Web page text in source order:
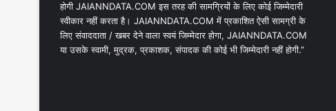
होगी JAIANNDATA.COM इस तरह की सामग्रियों के लिए कोई जिम्मेदारी
स्वीकार नहीं करता है। JAIANNDATA.COM में प्रकाशित ऐसी सामग्री के
लिए संवाददाता / खबर देने वाला स्वयं जिम्मेदार होगा, JAIANNDATA.COM
या उसके स्वामी, मुद्रक, प्रकाशक, संपादक की कोई भी जिम्मेदारी नहीं होगी.”